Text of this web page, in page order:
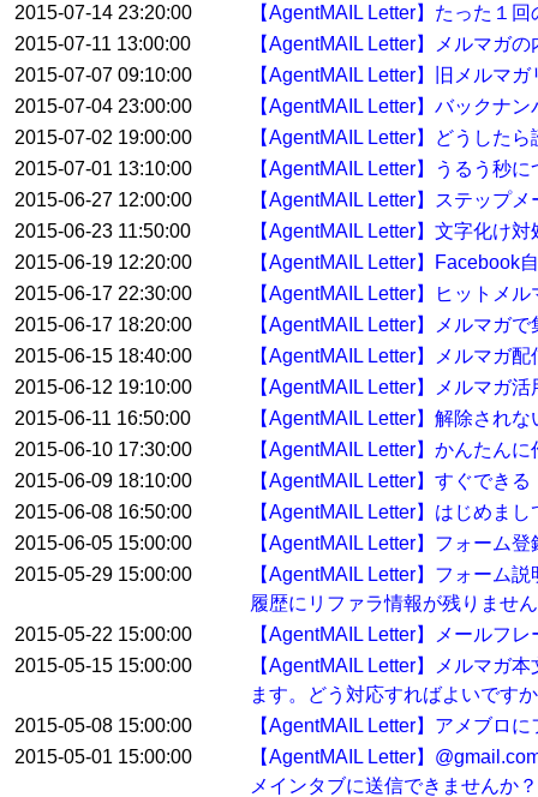
2015-07-14 23:20:00
【AgentMAIL Letter】たった１
2015-07-11 13:00:00
【AgentMAIL Letter】メルマガ
2015-07-07 09:10:00
【AgentMAIL Letter】旧メルマ
2015-07-04 23:00:00
【AgentMAIL Letter】バックナ
2015-07-02 19:00:00
【AgentMAIL Letter】どうした
2015-07-01 13:10:00
【AgentMAIL Letter】うるう秒に
2015-06-27 12:00:00
【AgentMAIL Letter】ステップ
2015-06-23 11:50:00
【AgentMAIL Letter】文字化け対
2015-06-19 12:20:00
【AgentMAIL Letter】Facebook
2015-06-17 22:30:00
【AgentMAIL Letter】ヒットメ
2015-06-17 18:20:00
【AgentMAIL Letter】メルマガ
2015-06-15 18:40:00
【AgentMAIL Letter】メルマガ
2015-06-12 19:10:00
【AgentMAIL Letter】メルマガ活
2015-06-11 16:50:00
【AgentMAIL Letter】解除され
2015-06-10 17:30:00
【AgentMAIL Letter】かんたん
2015-06-09 18:10:00
【AgentMAIL Letter】すぐでき
2015-06-08 16:50:00
【AgentMAIL Letter】はじめま
2015-06-05 15:00:00
【AgentMAIL Letter】フォーム
2015-05-29 15:00:00
【AgentMAIL Letter】フォーム
履歴にリファラ情報が残りませ
2015-05-22 15:00:00
【AgentMAIL Letter】メールフ
2015-05-15 15:00:00
【AgentMAIL Letter】メルマガ
ます。どう対応すればよいです
2015-05-08 15:00:00
【AgentMAIL Letter】アメブロ
2015-05-01 15:00:00
【AgentMAIL Letter】
メインタブに送信できませんか？